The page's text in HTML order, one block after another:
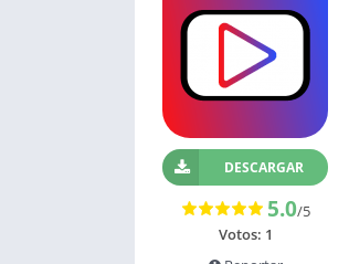
DESCARGAR
5.0/5
Votos: 1